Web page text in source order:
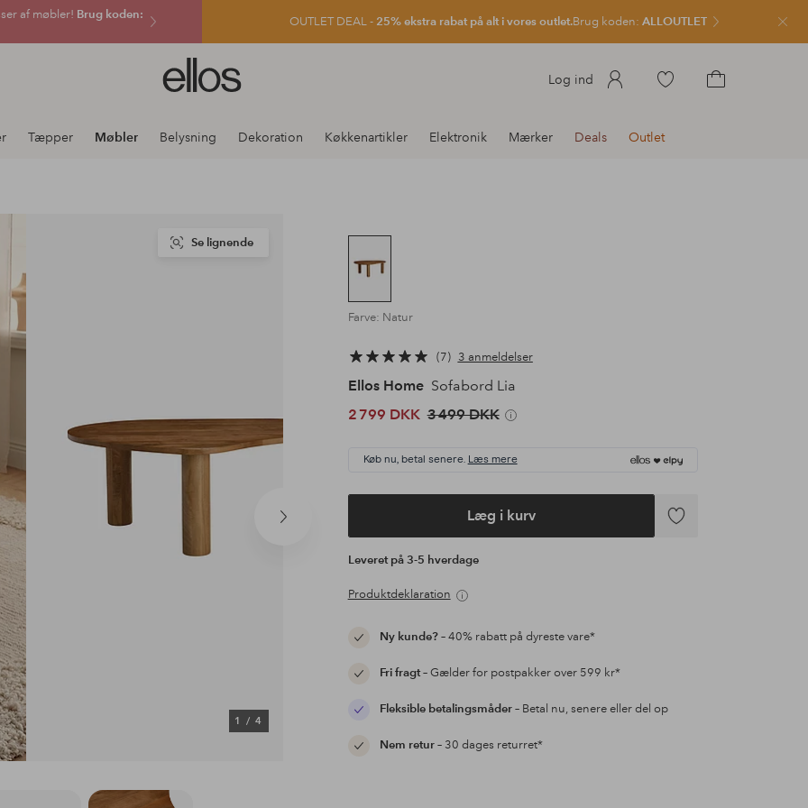
af møbler! Brug koden: OUTLET DEAL - 25% ekstra rabat på alt i vores outlet.Brug koden: ALLOUTLET Luk
Ellos
logo
gå
Log ind
Gå
produkter
Tæpper Møbler Belysning Dekoration Køkkenartikler Elektronik Mærker Deals Outlet
Næste
1/ 4
Se lignende
Farve: Natur
7 3 anmeldelser
Ellos Home Sofabord Lia
2 799 DKK 3 499 DKK
Køb nu, betal senere. Læs mere
Læg i kurv
Tilføj
Leveret på 3-5 hverdage
Produktdeklaration
Ny kunde?– 40% rabatt på dyreste vare*
Fri fragt– Gælder for postpakker over 599 kr*
Fleksible betalingsmåder– Betal nu, senere eller del op
Nem retur– 30 dages returret*